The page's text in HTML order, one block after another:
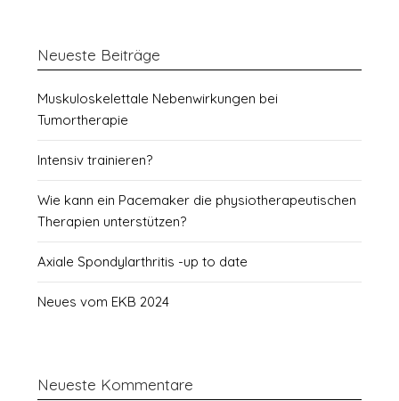
Neueste Beiträge
Muskuloskelettale Nebenwirkungen bei
Tumortherapie
Intensiv trainieren?
Wie kann ein Pacemaker die physiotherapeutischen
Therapien unterstützen?
Axiale Spondylarthritis -up to date
Neues vom EKB 2024
Neueste Kommentare